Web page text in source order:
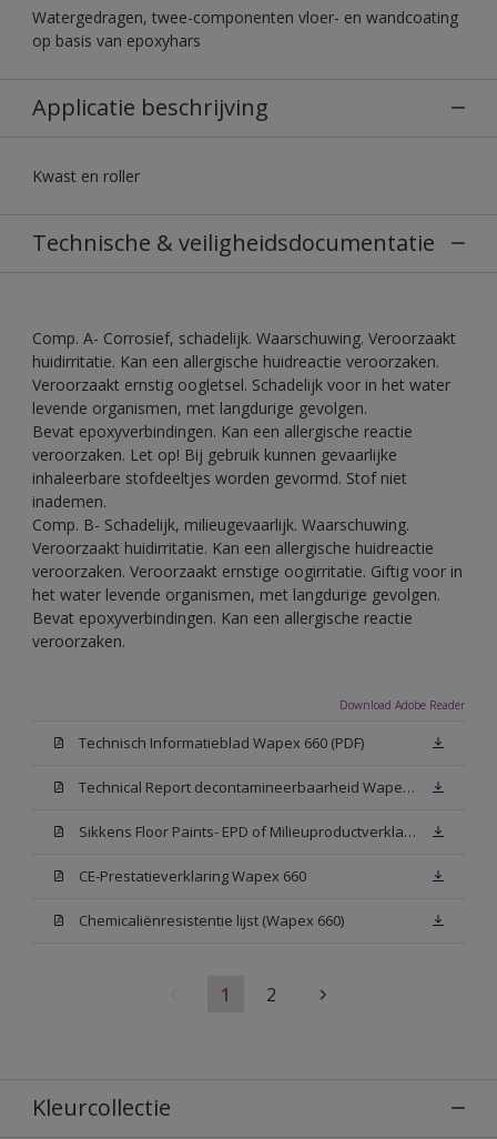
Watergedragen, twee-componenten vloer- en wandcoating
op basis van epoxyhars
Applicatie beschrijving
Kwast en roller
Technische & veiligheidsdocumentatie
Comp. A- Corrosief, schadelijk. Waarschuwing. Veroorzaakt
huidirritatie. Kan een allergische huidreactie veroorzaken.
Veroorzaakt ernstig oogletsel. Schadelijk voor in het water
levende organismen, met langdurige gevolgen.
Bevat epoxyverbindingen. Kan een allergische reactie
veroorzaken. Let op! Bij gebruik kunnen gevaarlijke
inhaleerbare stofdeeltjes worden gevormd. Stof niet
inademen.
Comp. B- Schadelijk, milieugevaarlijk. Waarschuwing.
Veroorzaakt huidirritatie. Kan een allergische huidreactie
veroorzaken. Veroorzaakt ernstige oogirritatie. Giftig voor in
het water levende organismen, met langdurige gevolgen.
Bevat epoxyverbindingen. Kan een allergische reactie
veroorzaken.
Download Adobe Reader
Technisch Informatieblad Wapex 660 (PDF)
Technical Report decontamineerbaarheid Wapex 660
Sikkens Floor Paints- EPD of Milieuproductverklaring
CE-Prestatieverklaring Wapex 660
Chemicaliënresistentie lijst (Wapex 660)
1 2
Kleurcollectie